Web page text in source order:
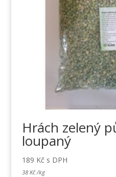
Hrách zelený
loupaný
189 Kč s DPH
38 Kč /kg